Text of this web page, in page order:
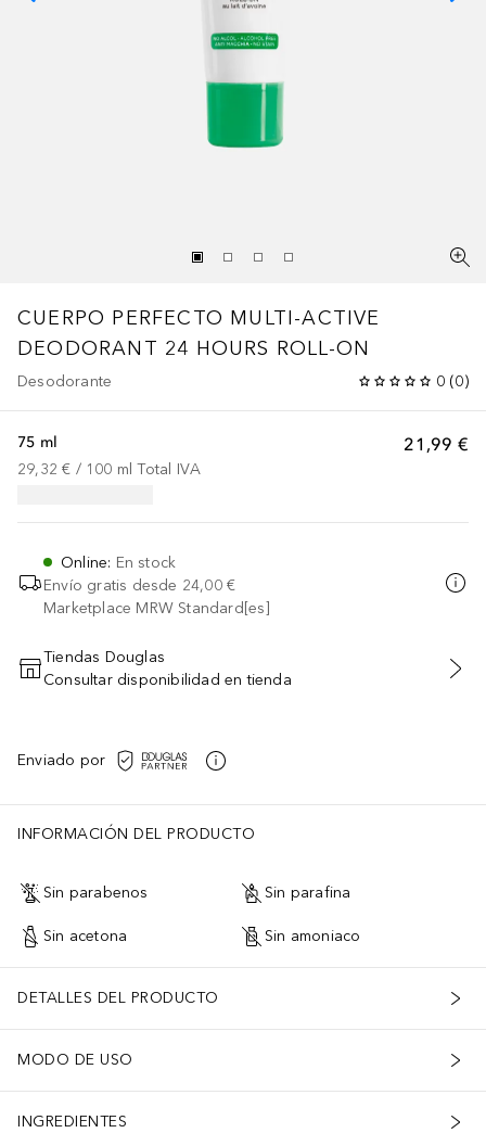
CUERPO PERFECTO MULTI-ACTIVE
DEODORANT 24 HOURS ROLL-ON
Desodorante 0 (0)
21,99 €
75 ml
29,32 € / 100 ml Total IVA
Online: En stock
Envío gratis desde 24,00 €
Marketplace MRW Standard[es]
AÑADIR AL CARRITO
Tiendas Douglas
Consultar disponibilidad en tienda
Enviado por
INFORMACIÓN DEL PRODUCTO
Sin parabenos Sin parafina
Sin acetona Sin amoniaco
DETALLES DEL PRODUCTO
MODO DE USO
INGREDIENTES